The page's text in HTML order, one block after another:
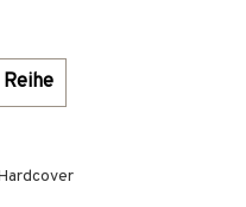
Reihe